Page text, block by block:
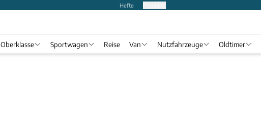
Hefte
Oberklasse Sportwagen Reise Van Nutzfahrzeuge Oldtimer